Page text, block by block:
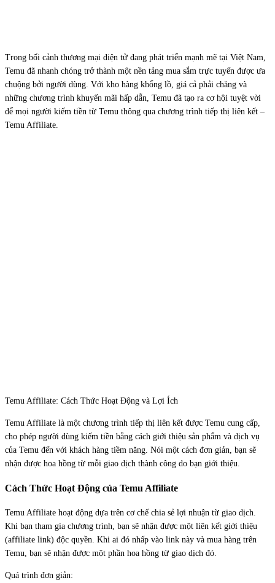
Trong bối cảnh thương mại điện tử đang phát triển mạnh mẽ tại Việt Nam,
Temu đã nhanh chóng trở thành một nền tảng mua sắm trực tuyến được ưa
chuộng bởi người dùng. Với kho hàng khổng lồ, giá cả phải chăng và
những chương trình khuyến mãi hấp dẫn, Temu đã tạo ra cơ hội tuyệt vời
để mọi người kiếm tiền từ Temu thông qua chương trình tiếp thị liên kết –
Temu Affiliate.
Temu Affiliate: Cách Thức Hoạt Động và Lợi Ích
Temu Affiliate là một chương trình tiếp thị liên kết được Temu cung cấp,
cho phép người dùng kiếm tiền bằng cách giới thiệu sản phẩm và dịch vụ
của Temu đến với khách hàng tiềm năng. Nói một cách đơn giản, bạn sẽ
nhận được hoa hồng từ mỗi giao dịch thành công do bạn giới thiệu.
Cách Thức Hoạt Động của Temu Affiliate
Temu Affiliate hoạt động dựa trên cơ chế chia sẻ lợi nhuận từ giao dịch.
Khi bạn tham gia chương trình, bạn sẽ nhận được một liên kết giới thiệu
(affiliate link) độc quyền. Khi ai đó nhấp vào link này và mua hàng trên
Temu, bạn sẽ nhận được một phần hoa hồng từ giao dịch đó.
Quá trình đơn giản: